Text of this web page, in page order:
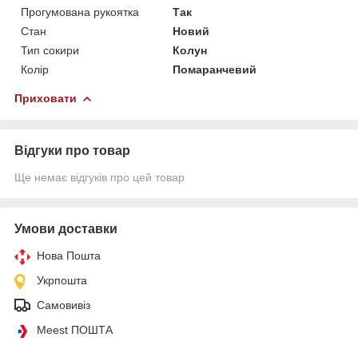
Прогумована рукоятка
Так
Стан
Новий
Тип сокири
Колун
Колір
Помаранчевий
Приховати
Відгуки про товар
Ще немає відгуків про цей товар
Умови доставки
Нова Пошта
Укрпошта
Самовивіз
Meest ПОШТА